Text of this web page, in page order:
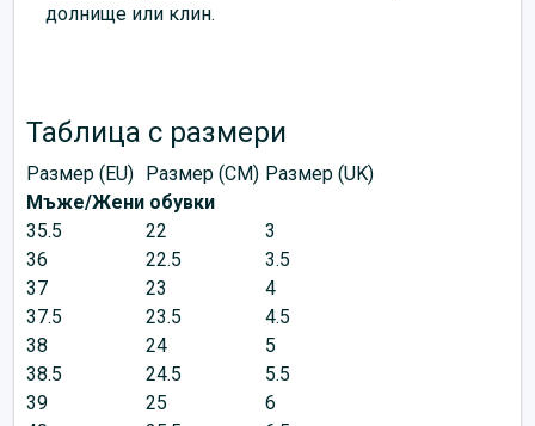
долнище или клин.
Таблица с размери
Размер (EU) Размер (CM) Размер (UK)
Мъже/Жени обувки
35.5
22
3
36
22.5
3.5
37
23
4
37.5
23.5
4.5
38
24
5
38.5
24.5
5.5
39
25
6